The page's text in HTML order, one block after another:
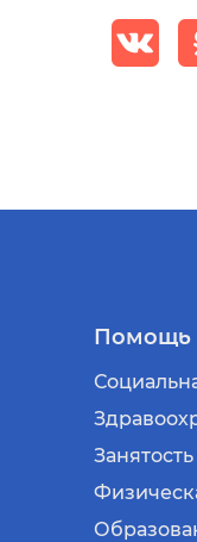
Помощь
Занятость